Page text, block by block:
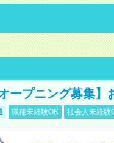
オープニング募集
職種未経験OK 社会人未経験